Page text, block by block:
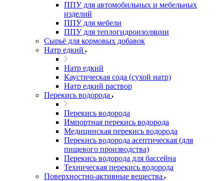
ППУ для автомобильных и мебельных
изделий
ППУ для мебели
ППУ для теплогидроизоляции
Сырьё для кормовых добавок
Натр едкий
Натр едкий
Каустическая сода (сухой натр)
Натр едкий раствор
Перекись водорода
Перекись водорода
Импортная перекись водорода
Медицинская перекись водорода
Перекись водорода асептическая (для
пищевого производства)
Перекись водорода для бассейна
Техническая перекись водорода
Поверхностно-активные вещества